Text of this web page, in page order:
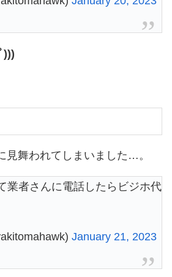
)))
見舞われてしまいました…。
業者さんに電話したらビジホ代
January 21, 2023